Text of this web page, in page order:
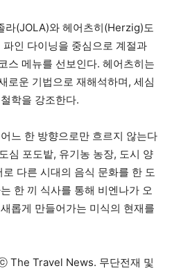
라(JOLA)와 헤어츠히(Herzig)도
인 다이닝을 중심으로 계절과
스 메뉴를 선보인다. 헤어츠히는
로운 기법으로 재해석하며, 세심
학을 강조한다.
느 한 방향으로만 흐르지 않는다
심 포도밭, 유기농 농장, 도시 양
다른 시대의 음식 문화를 한 도
한 끼 식사를 통해 비엔나가 오
롭게 만들어가는 미식의 현재를
The Travel News. 무단전재 및